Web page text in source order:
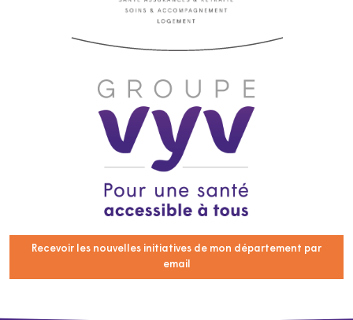
Recevoir les nouvelles initiatives de mon département par
email